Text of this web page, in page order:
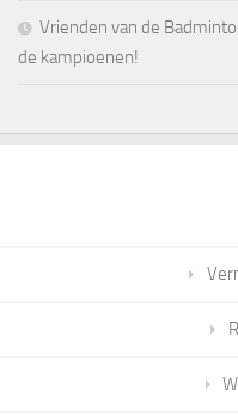
Vrienden van de
de kampioenen!